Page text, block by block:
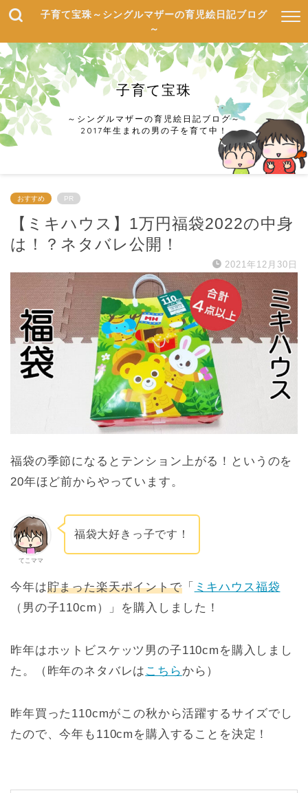
子育て宝珠～シングルマザーの育児絵日記ブログ
～
子育て宝珠
～シングルマザーの育児絵日記ブログ～
2017年生まれの男の子を育て中！
おすすめ PR
【ミキハウス】1万円福袋2022の中身
は！？ネタバレ公開！
2021年12月30日
福袋の季節になるとテンション上がる！というのを
20年ほど前からやっています。
てこママ
福袋大好きっ子です！
今年は貯まった楽天ポイントで「 ミキハウス福袋
（男の子110cm）」を購入しました！
昨年はホットビスケッツ男の子110cmを購入しまし
た。（昨年のネタバレは こちら から）
昨年買った110cmがこの秋から活躍するサイズでし
たので、今年も110cmを購入することを決定！